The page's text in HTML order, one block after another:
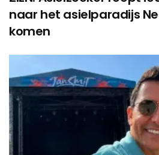
naar het asielparadijs
komen